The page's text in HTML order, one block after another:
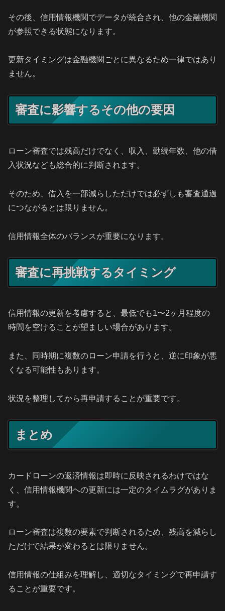
その後、信用情報機関でデータが統合され、他の金融機関
が参照できる状態になります。
更新タイミングは金融機関ごとに異なるため一律ではあり
ません。
審査に影響するその他の要因
ローン審査では残高だけでなく、収入、勤続年数、他の借
入状況なども総合的に判断されます。
そのため、借入を一部減らしただけでは必ずしも審査通過
につながるとは限りません。
信用情報全体のバランスが重要になります。
審査に再挑戦するタイミング
信用情報の更新を考慮すると、最低でも1〜2ヶ月程度の
時間を空けることが望ましい場合があります。
また、同時期に複数のローン申請を行うと、逆に印象が悪
くなる可能性もあります。
状況を整理してから再申請することが重要です。
まとめ
カードローンの返済情報は即時に反映されるわけではな
く、信用情報機関への更新には一定のタイムラグがありま
す。
ローン審査は複数の要素で判断されるため、残高を減らし
ただけで結果が変わるとは限りません。
信用情報の仕組みを理解し、適切なタイミングで再申請す
ることが重要です。